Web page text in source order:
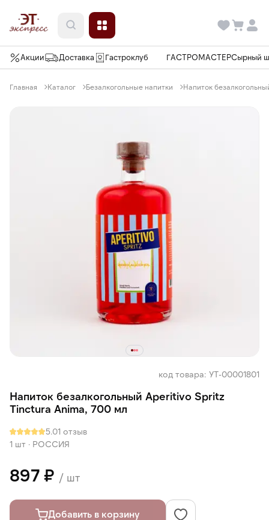
Акции Доставка Гастроклуб ГАСТРОМАСТЕРСырный
Главная Каталог Безалкогольные напитки Напиток
код товара: УТ-00001801
Напиток безалкогольный Aperitivo Spritz
Tinctura Anima, 700 мл
5.01 отзыв
1 шт · РОССИЯ
897 ₽ / шт
Добавить в корзину